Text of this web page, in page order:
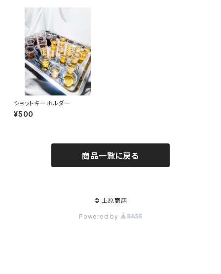
ショットキーホルダー
¥500
商品一覧に戻る
© 上原商店
Powered by